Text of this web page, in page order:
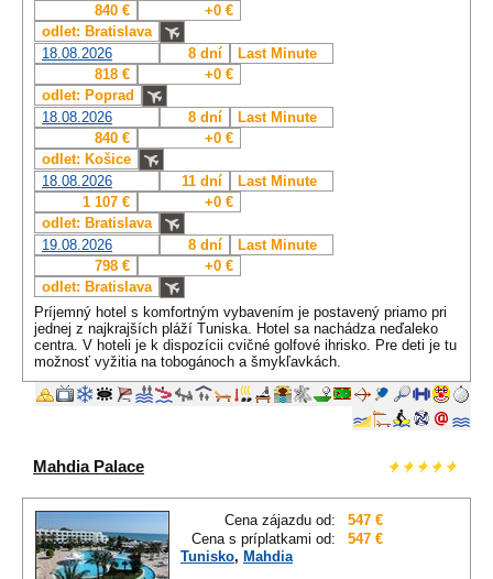
840 €
+0 €
odlet: Bratislava
18.08.2026
8 dní
Last Minute
818 €
+0 €
odlet: Poprad
18.08.2026
8 dní
Last Minute
840 €
+0 €
odlet: Košice
18.08.2026
11 dní
Last Minute
1 107 €
+0 €
odlet: Bratislava
19.08.2026
8 dní
Last Minute
798 €
+0 €
odlet: Bratislava
Príjemný hotel s komfortným vybavením je postavený priamo pri
jednej z najkrajších pláží Tuniska. Hotel sa nachádza neďaleko
centra. V hoteli je k dispozícii cvičné golfové ihrisko. Pre deti je tu
možnosť vyžitia na tobogánoch a šmykľavkách.
Mahdia Palace
Cena zájazdu od:
547 €
Cena s príplatkami od:
547 €
Tunisko, Mahdia